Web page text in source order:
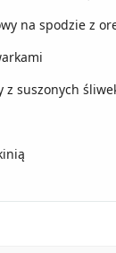
na spodzie z
z suszonych